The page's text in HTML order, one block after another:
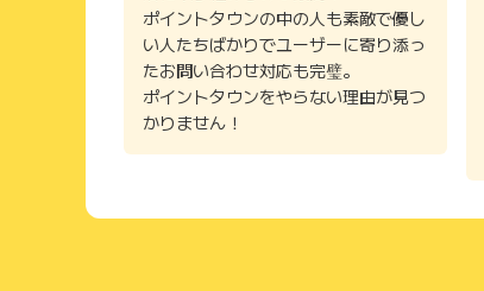
ポイントタウンの中の人も素敵で優し
い人たちばかりでユーザーに寄り添っ
たお問い合わせ対応も完璧。
ポイントタウンをやらない理由が見つ
かりません！